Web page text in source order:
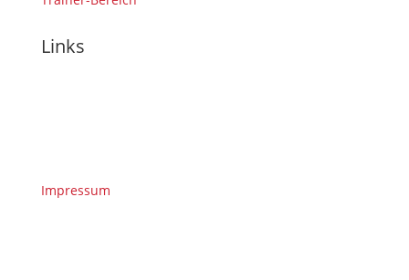
Links
Impressum